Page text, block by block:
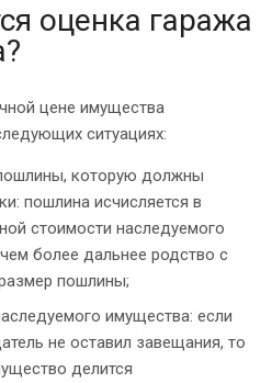
оценка гаража
цене имущества
ситуациях:
которую должны
пошлина исчисляется в
стоимости наследуемого
более дальнее родство с
пошлины;
имущества: если
не оставил завещания, то
делится